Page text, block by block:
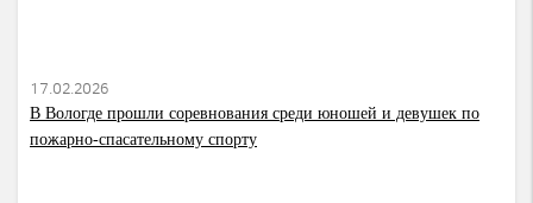
17.02.2026
В Вологде прошли соревнования среди юношей и девушек по
пожарно-спасательному спорту